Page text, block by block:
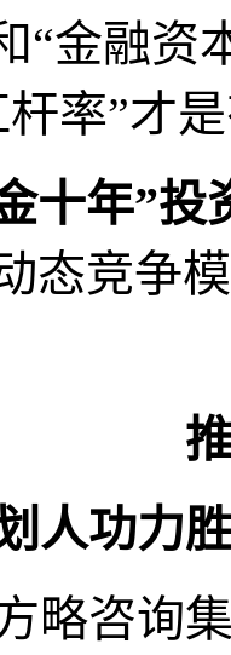
“金融资
率”才
十年”投
态竞争
人功力
略咨询